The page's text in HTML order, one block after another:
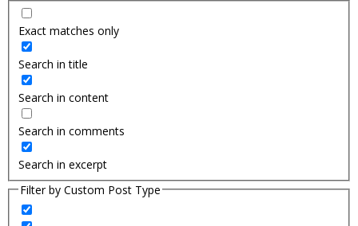
Exact matches only
Search in title
Search in content
Search in comments
Search in excerpt
Filter by Custom Post Type